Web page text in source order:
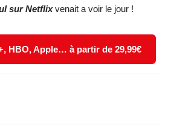
sur Netflixvenait a voir le jour !
HBO, Apple… à partir de 29,99€